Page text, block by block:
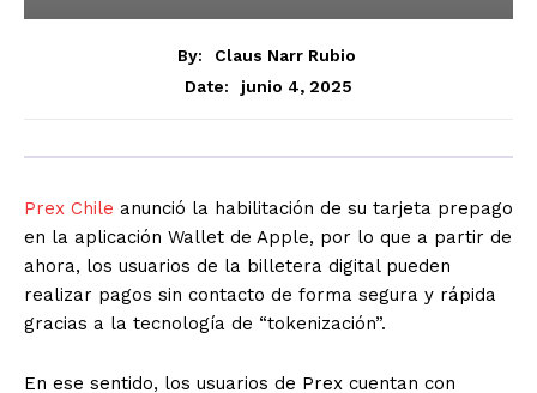
By:
Claus Narr Rubio
Date:
junio 4, 2025
Prex Chile anunció la habilitación de su tarjeta prepago
en la aplicación Wallet de Apple, por lo que a partir de
ahora, los usuarios de la billetera digital pueden
realizar pagos sin contacto de forma segura y rápida
gracias a la tecnología de “tokenización”.
En ese sentido, los usuarios de Prex cuentan con